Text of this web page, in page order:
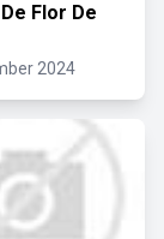
Flor De
2024